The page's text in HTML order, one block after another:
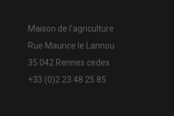
Maison de l'agriculture
Rue Maurice le Lannou
35 042 Rennes cedex
+33 (0)2 23 48 25 85